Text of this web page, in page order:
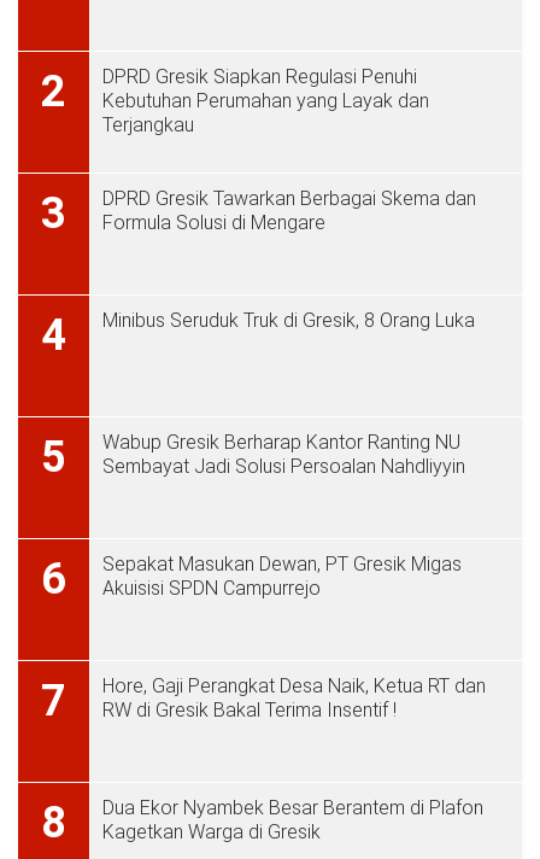
2
DPRD Gresik Siapkan Regulasi Penuhi
Kebutuhan Perumahan yang Layak dan
Terjangkau
3
DPRD Gresik Tawarkan Berbagai Skema dan
Formula Solusi di Mengare
4 Minibus Seruduk Truk di Gresik, 8 Orang Luka
5
Wabup Gresik Berharap Kantor Ranting NU
Sembayat Jadi Solusi Persoalan Nahdliyyin
6
Sepakat Masukan Dewan, PT Gresik Migas
Akuisisi SPDN Campurrejo
7
Hore, Gaji Perangkat Desa Naik, Ketua RT dan
RW di Gresik Bakal Terima Insentif !
8
Dua Ekor Nyambek Besar Berantem di Plafon
Kagetkan Warga di Gresik